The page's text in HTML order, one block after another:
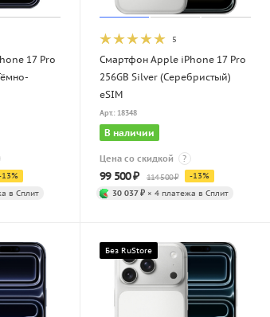
17 Pro
13%
в Сплит
5
Смартфон Apple iPhone 17 Pro
256GB Silver (Серебристый)
eSIM
Арт.: 18348
В наличии
Цена со скидкой ?
99 500₽ 114 500₽ -13%
30 037 ₽ × 4 платежа в Сплит
Без RuStore